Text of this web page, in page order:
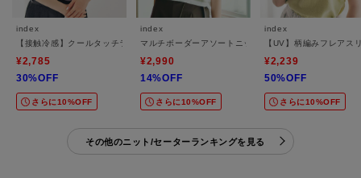
index
【接触冷感】クールタッチラップスリーブニット《UVケア／洗濯機OK／XS～3L／9col
¥2,785
30%OFF
さらに10%OFF
index
マルチボーダーアソートニット【洗濯機OK／抗ピリン
¥2,990
14%OFF
さらに10%OFF
index
【UV】柄編みフレアス
¥2,239
50%OFF
さらに10%OFF
その他のニット/セーターランキングを見る